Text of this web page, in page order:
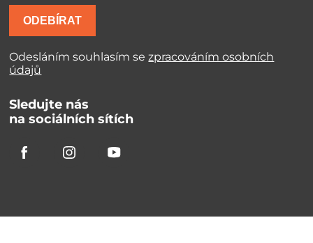
ODEBÍRAT
Odesláním souhlasím sezpracováním osobních
údajů
Sledujte nás
na sociálních sítích